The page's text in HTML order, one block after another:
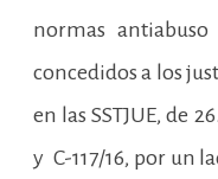
normas
concedidos a los
en las SSTJUE, de
y C-117/16, por un